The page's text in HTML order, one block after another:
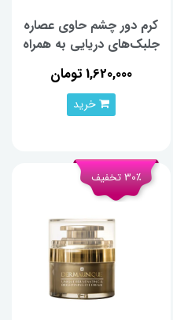
کرم دور چشم حاوی عصاره
جلبک‌های دریایی به همراه
لیتر
1,620,000 تومان
خرید
30٪ تخفیف